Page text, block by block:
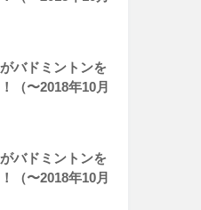
バドミントンを
（〜2018年10月
バドミントンを
（〜2018年10月